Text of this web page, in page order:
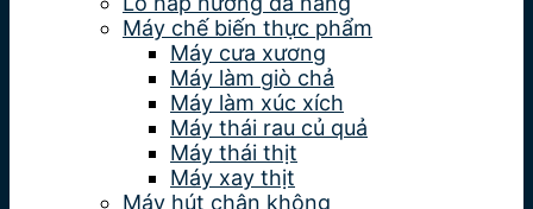
Máy chế biến thực phẩm
Máy cưa xương
Máy làm giò chả
Máy làm xúc xích
Máy thái rau củ quả
Máy thái thịt
Máy xay thịt
Máy hút chân không